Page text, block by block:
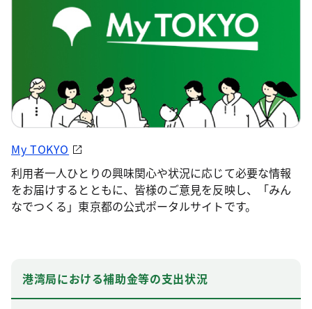
My TOKYO
利用者一人ひとりの興味関心や状況に応じて必要な情報
をお届けするとともに、皆様のご意見を反映し、「みん
なでつくる」東京都の公式ポータルサイトです。
港湾局における補助金等の支出状況